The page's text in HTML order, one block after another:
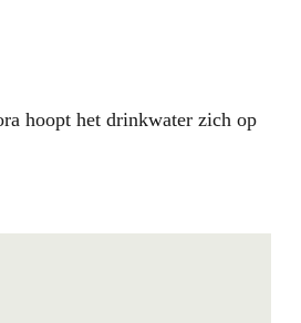
hoopt het drinkwater zich op